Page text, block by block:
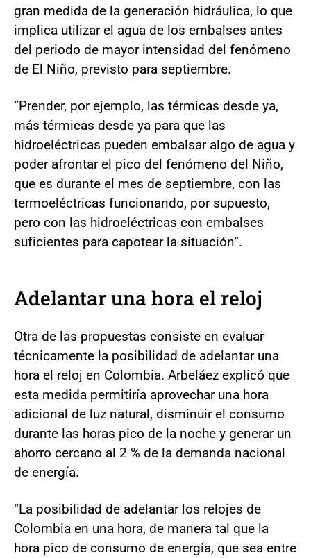
gran medida de la generación hidráulica, lo que
implica utilizar el agua de los embalses antes
del periodo de mayor intensidad del fenómeno
de El Niño, previsto para septiembre.
“Prender, por ejemplo, las térmicas desde ya,
más térmicas desde ya para que las
hidroeléctricas pueden embalsar algo de agua y
poder afrontar el pico del fenómeno del Niño,
que es durante el mes de septiembre, con las
termoeléctricas funcionando, por supuesto,
pero con las hidroeléctricas con embalses
suficientes para capotear la situación”.
Adelantar una hora el reloj
Otra de las propuestas consiste en evaluar
técnicamente la posibilidad de adelantar una
hora el reloj en Colombia. Arbeláez explicó que
esta medida permitiría aprovechar una hora
adicional de luz natural, disminuir el consumo
durante las horas pico de la noche y generar un
ahorro cercano al 2 % de la demanda nacional
de energía.
“La posibilidad de adelantar los relojes de
Colombia en una hora, de manera tal que la
hora pico de consumo de energía, que sea entre